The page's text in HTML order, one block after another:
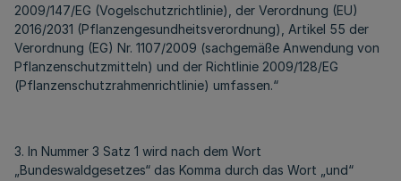
2009/147/EG (Vogelschutzrichtlinie), der Verordnung (EU)
2016/2031 (Pflanzengesundheitsverordnung), Artikel 55 der
Verordnung (EG) Nr. 1107/2009 (sachgemäße Anwendung von
Pflanzenschutzmitteln) und der Richtlinie 2009/128/EG
(Pflanzenschutzrahmenrichtlinie) umfassen.“
3. In Nummer 3 Satz 1 wird nach dem Wort
„Bundeswaldgesetzes“ das Komma durch das Wort „und“